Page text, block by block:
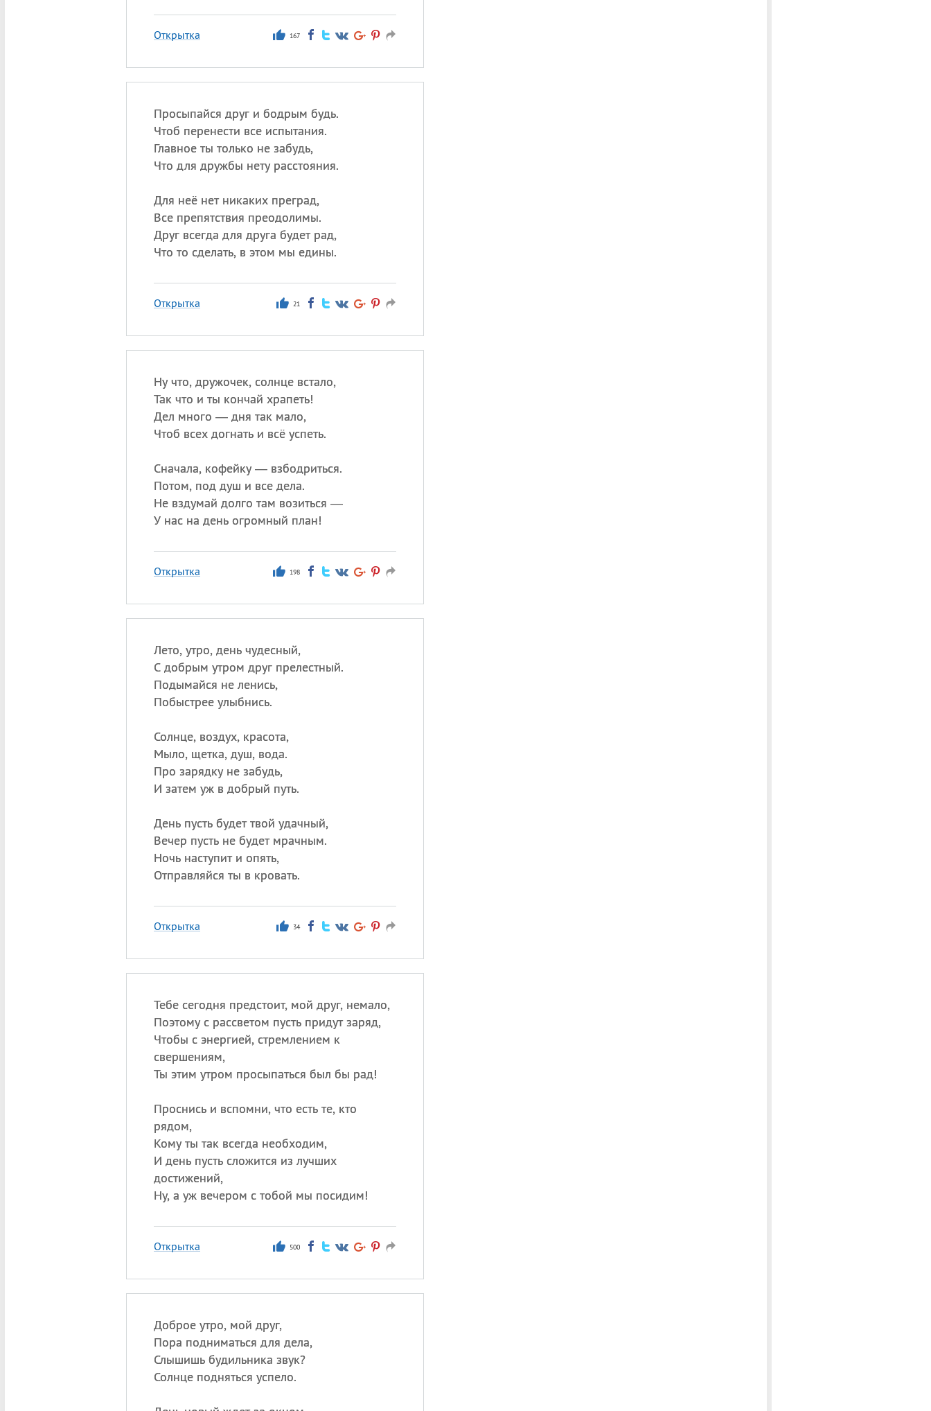
Открытка 167
Просыпайся друг и бодрым будь.
Чтоб перенести все испытания.
Главное ты только не забудь,
Что для дружбы нету расстояния.
Для неё нет никаких преград,
Все препятствия преодолимы.
Друг всегда для друга будет рад,
Что то сделать, в этом мы едины.
Открытка 21
Ну что, дружочек, солнце встало,
Так что и ты кончай храпеть!
Дел много — дня так мало,
Чтоб всех догнать и всё успеть.
Сначала, кофейку — взбодриться.
Потом, под душ и все дела.
Не вздумай долго там возиться —
У нас на день огромный план!
Открытка 198
Лето, утро, день чудесный,
С добрым утром друг прелестный.
Подымайся не ленись,
Побыстрее улыбнись.
Солнце, воздух, красота,
Мыло, щетка, душ, вода.
Про зарядку не забудь,
И затем уж в добрый путь.
День пусть будет твой удачный,
Вечер пусть не будет мрачным.
Ночь наступит и опять,
Отправляйся ты в кровать.
Открытка 34
Тебе сегодня предстоит, мой друг, немало,
Поэтому с рассветом пусть придут заряд,
Чтобы с энергией, стремлением к
свершениям,
Ты этим утром просыпаться был бы рад!
Проснись и вспомни, что есть те, кто
рядом,
Кому ты так всегда необходим,
И день пусть сложится из лучших
достижений,
Ну, а уж вечером с тобой мы посидим!
Открытка 500
Доброе утро, мой друг,
Пора подниматься для дела,
Слышишь будильника звук?
Солнце подняться успело.